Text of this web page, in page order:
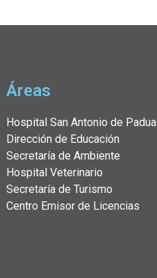
Áreas
Hospital San Antonio de Padua
Dirección de Educación
Secretaría de Ambiente
Hospital Veterinario
Secretaría de Turismo
Centro Emisor de Licencias